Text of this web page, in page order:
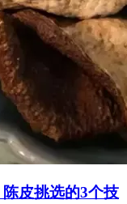
皮挑选的3个技